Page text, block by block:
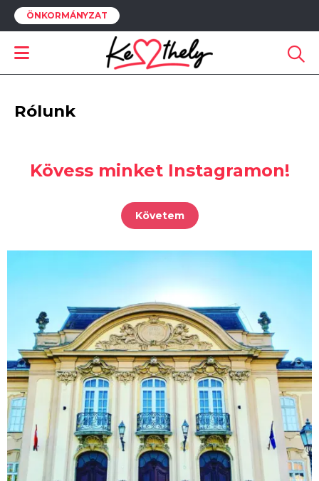
ÖNKORMÁNYZAT
Rólunk
Kövess minket Instagramon!
Követem